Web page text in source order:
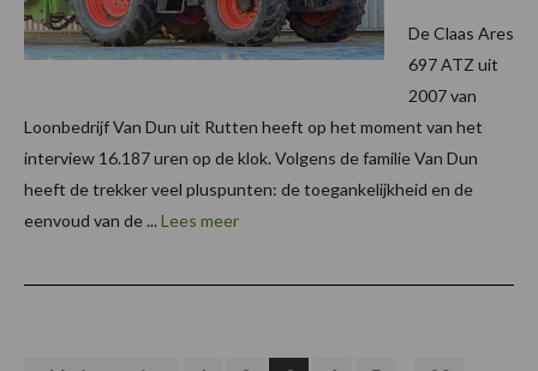
De Claas Ares
697 ATZ uit
2007 van
Loonbedrijf Van Dun uit Rutten heeft op het moment van het
interview 16.187 uren op de klok. Volgens de familie Van Dun
heeft de trekker veel pluspunten: de toegankelijkheid en de
eenvoud van de ... Lees meer